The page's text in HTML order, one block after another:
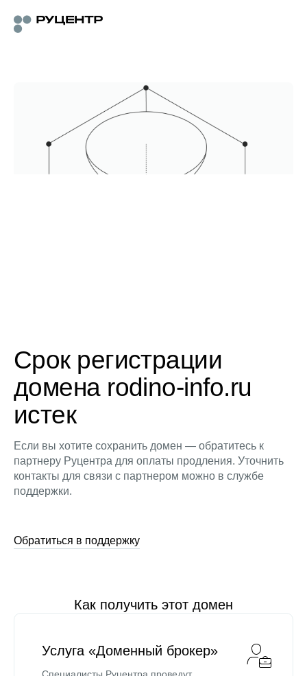
Срок регистрации
домена rodino-info.ru
истек
Если вы хотите сохранить домен — обратитесь к
партнеру Руцентра для оплаты продления. Уточнить
контакты для связи с партнером можно в службе
поддержки.
Обратиться в поддержку
Как получить этот домен
Услуга «Доменный брокер»